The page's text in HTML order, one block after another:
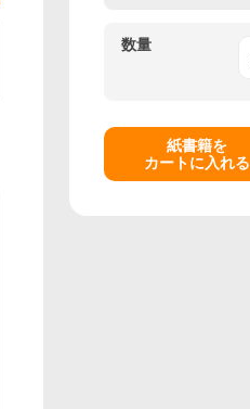
数量
紙書籍を
カートに入れる